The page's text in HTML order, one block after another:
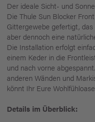
Der ideale Sicht- und
Die Thule Sun Blocker
Gittergewebe gefertigt,
aber dennoch eine
Die Installation erfolgt
einem Keder in die
und nach vorne
anderen Wänden und
könnt Ihr Eure
Details im Überblick: